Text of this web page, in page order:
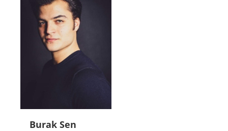
Burak Sen